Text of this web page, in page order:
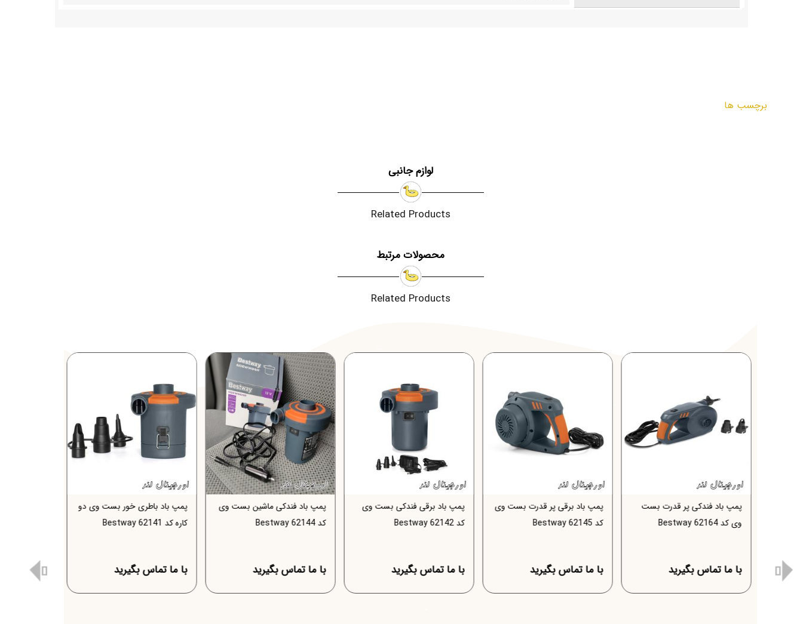
برچسب ها
لوازم جانبی
Related Products
محصولات مرتبط
Related Products
با ما تماس
پمپ باد فندکی ماشین بست وی
کد 62144 Bestway
با ما تماس بگیرید
پمپ باد برقی فندکی بست وی
کد 62142 Bestway
با ما تماس بگیرید
پمپ باد برقی پر قدرت بست وی
کد 62145 Bestway
با ما تماس بگیرید
پمپ باد فندکی پر قدرت بست
وی کد 62164 Bestway
با ما تماس بگیرید
پمپ باد برقی فندکی اینتکس کد
66634 intex
با ما تماس بگیرید